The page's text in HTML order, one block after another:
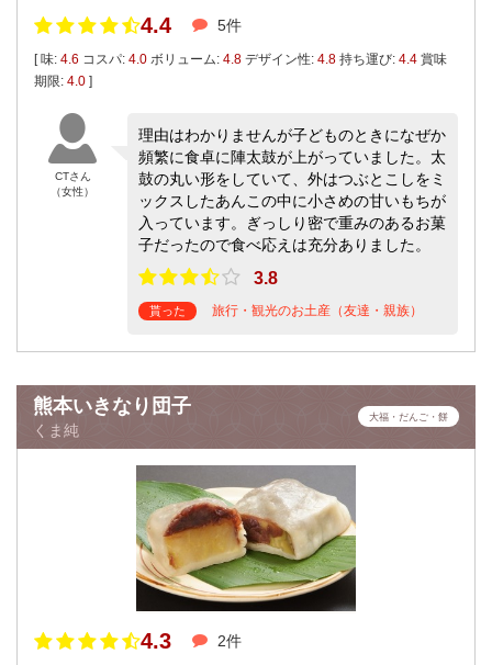
4.4 5件
[ 味: 4.6 コスパ: 4.0 ボリューム: 4.8 デザイン性: 4.8 持ち運び: 4.4 賞味
期限: 4.0 ]
CTさん
（女性）
理由はわかりませんが子どものときになぜか
頻繁に食卓に陣太鼓が上がっていました。太
鼓の丸い形をしていて、外はつぶとこしをミ
ックスしたあんこの中に小さめの甘いもちが
入っています。ぎっしり密で重みのあるお菓
子だったので食べ応えは充分ありました。
3.8
貰った 旅行・観光のお土産（友達・親族）
熊本いきなり団子
くま純
大福・だんご・餅
4.3 2件